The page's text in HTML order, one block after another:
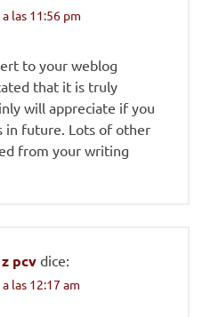
las 11:56 pm
to your weblog
that it is truly
will appreciate if you
in future. Lots of other
from your writing
pcv dice:
las 12:17 am